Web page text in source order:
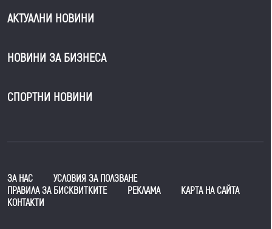
АКТУАЛНИ НОВИНИ
НОВИНИ ЗА БИЗНЕСА
СПОРТНИ НОВИНИ
ЗА НАС
УСЛОВИЯ ЗА ПОЛЗВАНЕ
ПРАВИЛА ЗА БИСКВИТКИТЕ
РЕКЛАМА
КАРТА НА САЙТА
КОНТАКТИ